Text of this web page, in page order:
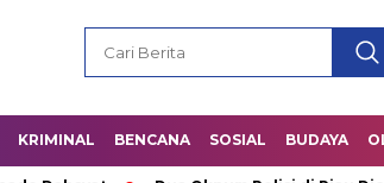
KRIMINAL BENCANA SOSIAL BUDAYA